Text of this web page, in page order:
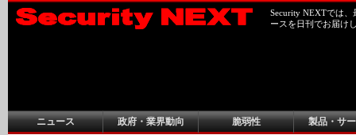
Security NEXTでは
ースを日刊でお届け
ニュース 政府・業界動向 脆弱性 製品・サ